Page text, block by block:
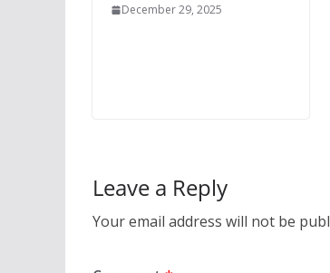
December 29, 2025
Leave a Reply
Your email address will not be